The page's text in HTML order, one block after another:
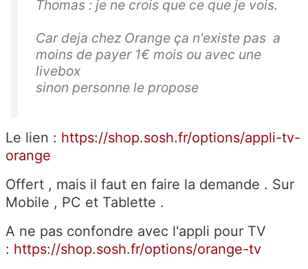
Thomas : je ne crois que ce que je vois.
Car deja chez Orange ça n'existe pas a
moins de payer 1€ mois ou avec une
livebox
sinon personne le propose
Le lien : https://shop.sosh.fr/options/appli-tv-
orange
Offert , mais il faut en faire la demande . Sur
Mobile , PC et Tablette .
A ne pas confondre avec l'appli pour TV
: https://shop.sosh.fr/options/orange-tv